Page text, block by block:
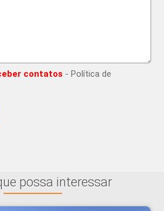
contatos - Política de
possa interessar